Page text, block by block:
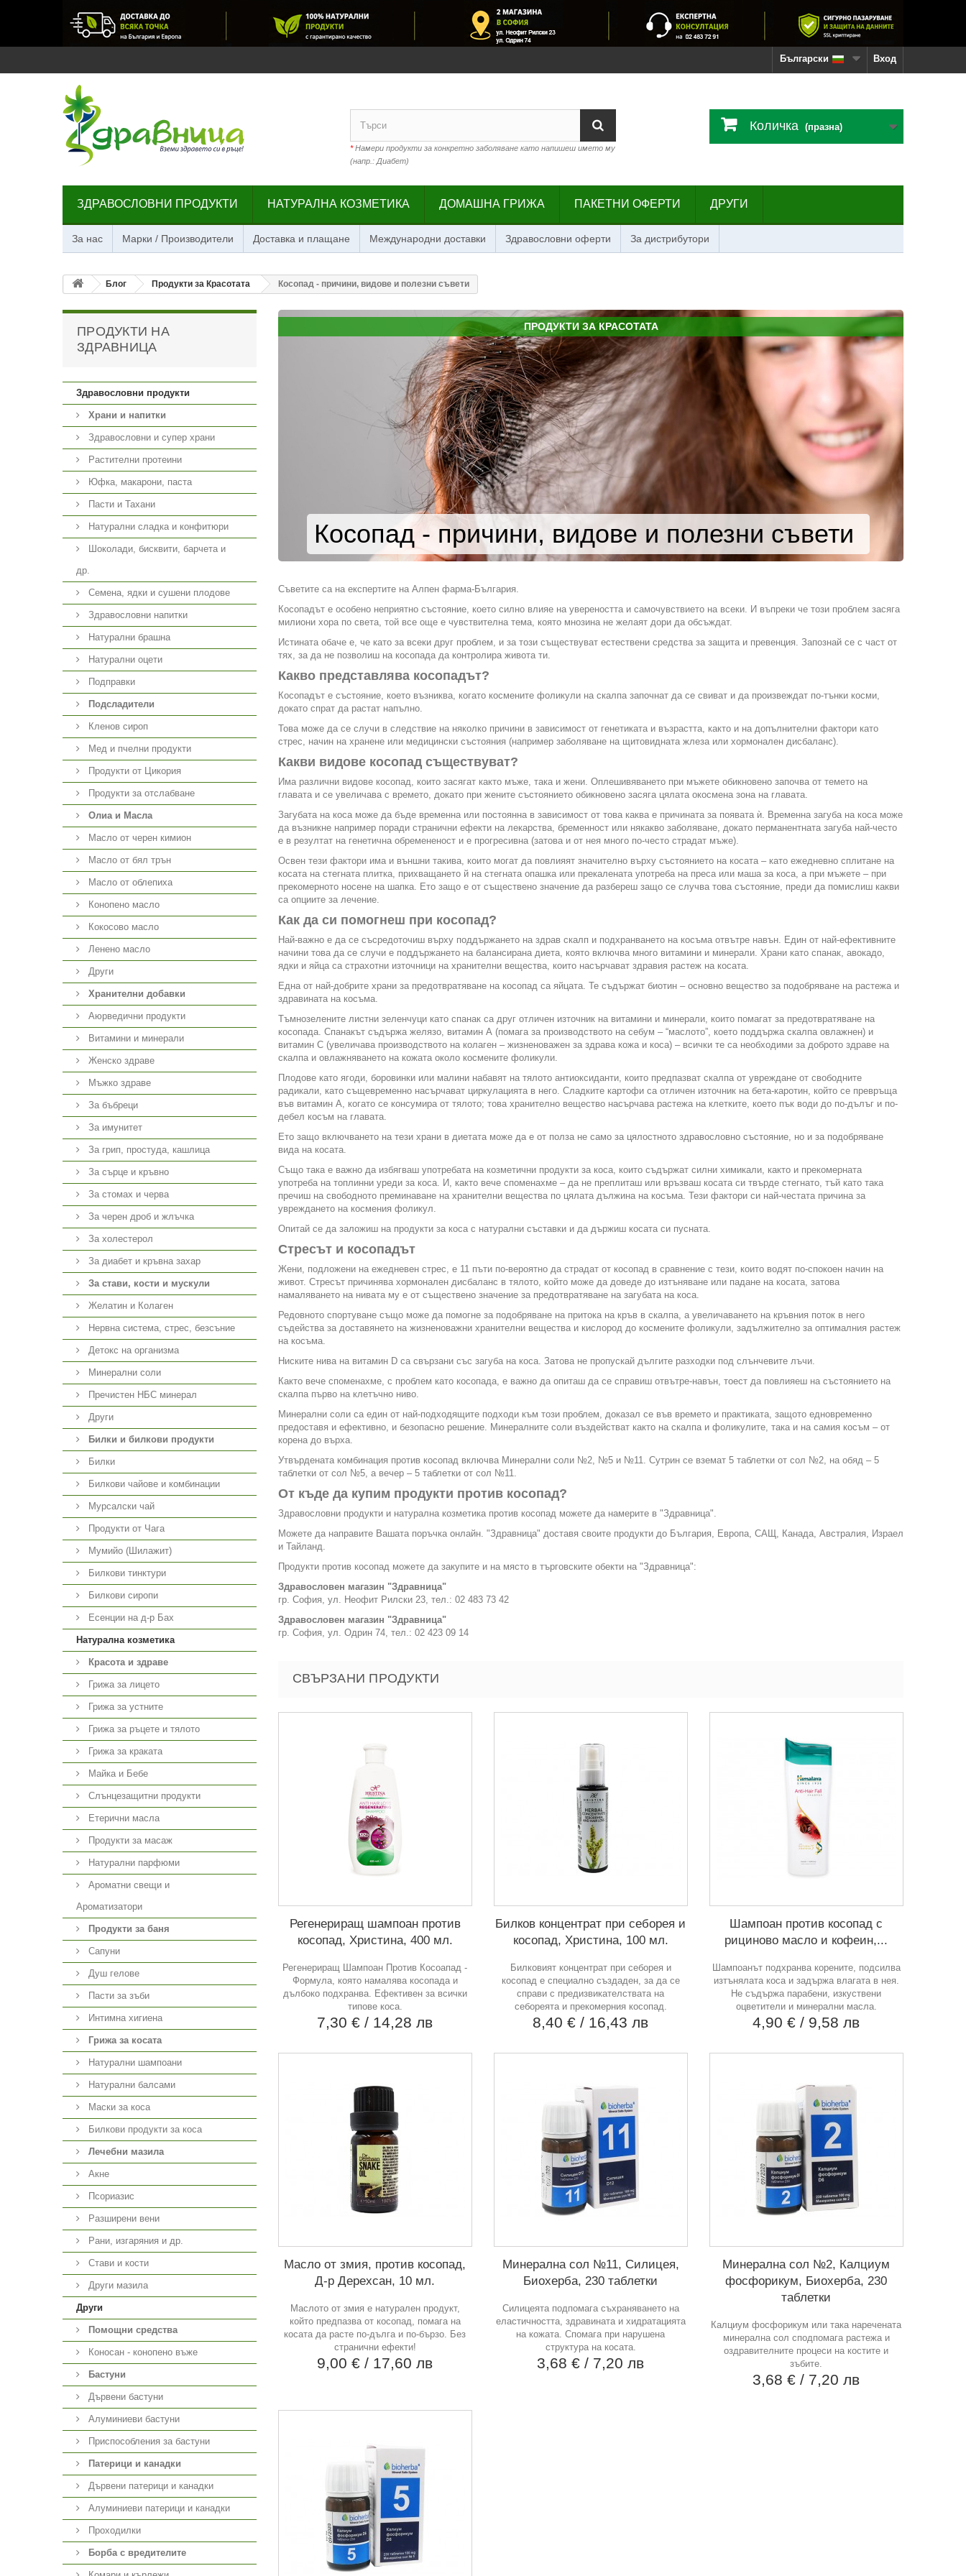
Вход
Български
*Намери продукти за конкретно заболяване като напишеш името му
(напр.: Диабет)
Количка (празна)
ЗДРАВОСЛОВНИ ПРОДУКТИ НАТУРАЛНА КОЗМЕТИКА ДОМАШНА ГРИЖА ПАКЕТНИ ОФЕРТИ ДРУГИ
За нас Марки / Производители Доставка и плащане Международни доставки Здравословни оферти За дистрибутори
Блог Продукти за Красотата Косопад - причини, видове и полезни съвети
ПРОДУКТИ НА
ЗДРАВНИЦА
Здравословни продукти
Храни и напитки
Здравословни и супер храни
Растителни протеини
Юфка, макарони, паста
Пасти и Тахани
Натурални сладка и конфитюри
Шоколади, бисквити, барчета и
др.
Семена, ядки и сушени плодове
Здравословни напитки
Натурални брашна
Натурални оцети
Подправки
Подсладители
Кленов сироп
Мед и пчелни продукти
Продукти от Цикория
Продукти за отслабване
Олиа и Масла
Масло от черен кимион
Масло от бял трън
Масло от облепиха
Конопено масло
Кокосово масло
Ленено масло
Други
Хранителни добавки
Аюрведични продукти
Витамини и минерали
Женско здраве
Мъжко здраве
За бъбреци
За имунитет
За грип, простуда, кашлица
За сърце и кръвно
За стомах и черва
За черен дроб и жлъчка
За холестерол
За диабет и кръвна захар
За стави, кости и мускули
Желатин и Колаген
Нервна система, стрес, безсъние
Детокс на организма
Минерални соли
Пречистен НБС минерал
Други
Билки и билкови продукти
Билки
Билкови чайове и комбинации
Мурсалски чай
Продукти от Чага
Мумийо (Шилажит)
Билкови тинктури
Билкови сиропи
Есенции на д-р Бах
Натурална козметика
Красота и здраве
Грижа за лицето
Грижа за устните
Грижа за ръцете и тялото
Грижа за краката
Майка и Бебе
Слънцезащитни продукти
Етерични масла
Продукти за масаж
Натурални парфюми
Ароматни свещи и
Ароматизатори
Продукти за баня
Сапуни
Душ гелове
Пасти за зъби
Интимна хигиена
Грижа за косата
Натурални шампоани
Натурални балсами
Маски за коса
Билкови продукти за коса
Лечебни мазила
Акне
Псориазис
Разширени вени
Рани, изгаряния и др.
Стави и кости
Други мазила
Други
Помощни средства
Коносан - конопено въже
Бастуни
Дървени бастуни
Алуминиеви бастуни
Приспособления за бастуни
Патерици и канадки
Дървени патерици и канадки
Алуминиеви патерици и канадки
Проходилки
Борба с вредителите
Косопад - причини, видове и полезни съвети
ПРОДУКТИ ЗА КРАСОТАТА
Съветите са на експертите на Алпен фарма-България.
Косопадът е особено неприятно състояние, което силно влияе на увереността и самочувствието на всеки. И въпреки че този проблем засяга
милиони хора по света, той все още е чувствителна тема, която мнозина не желаят дори да обсъждат.
Истината обаче е, че като за всеки друг проблем, и за този съществуват естествени средства за защита и превенция. Запознай се с част от
тях, за да не позволиш на косопада да контролира живота ти.
Какво представлява косопадът?
Косопадът е състояние, което възниква, когато космените фоликули на скалпа започнат да се свиват и да произвеждат по-тънки косми,
докато спрат да растат напълно.
Това може да се случи в следствие на няколко причини в зависимост от генетиката и възрастта, както и на допълнителни фактори като
стрес, начин на хранене или медицински състояния (например заболяване на щитовидната жлеза или хормонален дисбаланс).
Какви видове косопад съществуват?
Има различни видове косопад, които засягат както мъже, така и жени. Оплешивяването при мъжете обикновено започва от темето на
главата и се увеличава с времето, докато при жените състоянието обикновено засяга цялата окосмена зона на главата.
Загубата на коса може да бъде временна или постоянна в зависимост от това каква е причината за появата ѝ. Временна загуба на коса може
да възникне например поради странични ефекти на лекарства, бременност или някакво заболяване, докато перманентната загуба най-често
е в резултат на генетична обремененост и е прогресивна (затова и от нея много по-често страдат мъже).
Освен тези фактори има и външни такива, които могат да повлияят значително върху състоянието на косата – като ежедневно сплитане на
косата на стегната плитка, прихващането й на стегната опашка или прекалената употреба на преса или маша за коса, а при мъжете – при
прекомерното носене на шапка. Ето защо е от съществено значение да разбереш защо се случва това състояние, преди да помислиш какви
са опциите за лечение.
Как да си помогнеш при косопад?
Най-важно е да се съсредоточиш върху поддържането на здрав скалп и подхранването на косъма отвътре навън. Един от най-ефективните
начини това да се случи е поддържането на балансирана диета, която включва много витамини и минерали. Храни като спанак, авокадо,
ядки и яйца са страхотни източници на хранителни вещества, които насърчават здравия растеж на косата.
Една от най-добрите храни за предотвратяване на косопад са яйцата. Те съдържат биотин – основно вещество за подобряване на растежа и
здравината на косъма.
Тъмнозелените листни зеленчуци като спанак са друг отличен източник на витамини и минерали, които помагат за предотвратяване на
косопада. Спанакът съдържа желязо, витамин А (помага за производството на себум – “маслото”, което поддържа скалпа овлажнен) и
витамин С (увеличава производството на колаген – жизненоважен за здрава кожа и коса) – всички те са необходими за доброто здраве на
скалпа и овлажняването на кожата около космените фоликули.
Плодове като ягоди, боровинки или малини набавят на тялото антиоксиданти, които предпазват скалпа от увреждане от свободните
радикали, като същевременно насърчават циркулацията в него. Сладките картофи са отличен източник на бета-каротин, който се превръща
във витамин А, когато се консумира от тялото; това хранително вещество насърчава растежа на клетките, което пък води до по-дълъг и по-
дебел косъм на главата.
Ето защо включването на тези храни в диетата може да е от полза не само за цялостното здравословно състояние, но и за подобряване
вида на косата.
Също така е важно да избягваш употребата на козметични продукти за коса, които съдържат силни химикали, както и прекомерната
употреба на топлинни уреди за коса. И, както вече споменахме – да не преплиташ или връзваш косата си твърде стегнато, тъй като така
пречиш на свободното преминаване на хранителни вещества по цялата дължина на косъма. Тези фактори си най-честата причина за
увреждането на космения фоликул.
Опитай се да заложиш на продукти за коса с натурални съставки и да държиш косата си пусната.
Стресът и косопадът
Жени, подложени на ежедневен стрес, е 11 пъти по-вероятно да страдат от косопад в сравнение с тези, които водят по-спокоен начин на
живот. Стресът причинява хормонален дисбаланс в тялото, който може да доведе до изтъняване или падане на косата, затова
намаляването на нивата му е от съществено значение за предотвратяване на загубата на коса.
Редовното спортуване също може да помогне за подобряване на притока на кръв в скалпа, а увеличаването на кръвния поток в него
съдейства за доставянето на жизненоважни хранителни вещества и кислород до космените фоликули, задължително за оптималния растеж
на косъма.
Ниските нива на витамин D са свързани със загуба на коса. Затова не пропускай дългите разходки под слънчевите лъчи.
Както вече споменахме, с проблем като косопада, е важно да опиташ да се справиш отвътре-навън, тоест да повлияеш на състоянието на
скалпа първо на клетъчно ниво.
Минерални соли са един от най-подходящите подходи към този проблем, доказал се във времето и практиката, защото едновременно
предоставя и ефективно, и безопасно решение. Минералните соли въздействат както на скалпа и фоликулите, така и на самия косъм – от
корена до върха.
Утвърдената комбинация против косопад включва Минерални соли №2, №5 и №11. Сутрин се вземат 5 таблетки от сол №2, на обяд – 5
таблетки от сол №5, а вечер – 5 таблетки от сол №11.
От къде да купим продукти против косопад?
Здравословни продукти и натурална козметика против косопад можете да намерите в "Здравница".
Можете да направите Вашата поръчка онлайн. "Здравница" доставя своите продукти до България, Европа, САЩ, Канада, Австралия, Израел
и Тайланд.
Продукти против косопад можете да закупите и на място в търговските обекти на "Здравница":
Здравословен магазин "Здравница"
гр. София, ул. Неофит Рилски 23, тел.: 02 483 73 42
Здравословен магазин "Здравница"
гр. София, ул. Одрин 74, тел.: 02 423 09 14
СВЪРЗАНИ ПРОДУКТИ
Регенериращ шампоан против
косопад, Христина, 400 мл.
Регенериращ Шампоан Против Косоапад -
Формула, която намалява косопада и
дълбоко подхранва. Ефективен за всички
типове коса.
7,30 €/ 14,28 лв
Билков концентрат при себорея и
косопад, Христина, 100 мл.
Билковият концентрат при себорея и
косопад е специално създаден, за да се
справи с предизвикателствата на
себореята и прекомерния косопад.
8,40 €/ 16,43 лв
Шампоан против косопад с
рициново масло и кофеин,...
Шампоанът подхранва корените, подсилва
изтънялата коса и задържа влагата в нея.
Не съдържа парабени, изкуствени
оцветители и минерални масла.
4,90 €/ 9,58 лв
Масло от змия, против косопад,
Д-р Дерехсан, 10 мл.
Маслото от змия е натурален продукт,
който предпазва от косопад, помага на
косата да расте по-дълга и по-бързо. Без
странични ефекти!
9,00 €/ 17,60 лв
Минерална сол №11, Силицея,
Биохерба, 230 таблетки
Силицеята подпомага съхраняването на
еластичността, здравината и хидратацията
на кожата. Спомага при нарушена
структура на косата.
3,68 €/ 7,20 лв
Минерална сол №2, Калциум
фосфорикум, Биохерба, 230
таблетки
Калциум фосфорикум или така наречената
минерална сол сподпомага растежа и
оздравителните процеси на костите и
зъбите.
3,68 €/ 7,20 лв